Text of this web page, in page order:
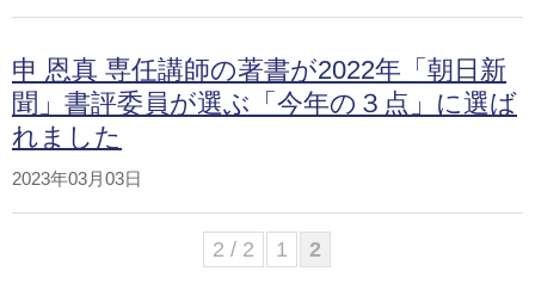
申 恩真 専任講師の著書が2022年「朝日新
聞」書評委員が選ぶ「今年の３点」に選ば
れました
2023年03月03日
2 / 2 1 2